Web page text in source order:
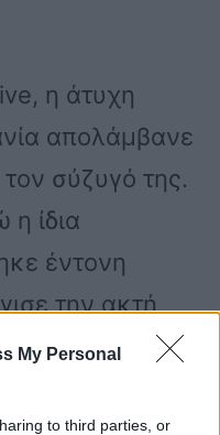
My Personal
to third parties, or
η άτυχη
απολάμβανε
σύζυγό της.
η ίδια
έντονη
την ακτή
το νερό ένιωσε